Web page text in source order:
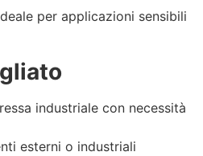
per applicazioni sensibili
industriale con necessità
esterni o industriali